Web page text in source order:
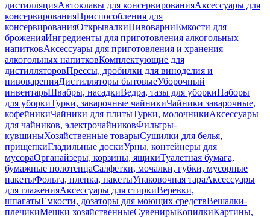
дистилляцияАвтоклавы для консервированияАксессуары для
консервированияПриспособления для
консервированияОткрывалкиПивоварниЕмкости для
броженияИнгредиенты для приготовления алкогольных
напитковАксессуары для приготовления и хранения
алкогольных напитковКомплектующие для
дистилляторовПрессы, дробилки для виноделия и
пивоваренияДистилляторы бытовыеУборочный
инвентарьШвабры, насадкиВедра, тазы для уборкиНаборы
для уборкиТурки, заварочные чайникиЧайники заварочные,
кофейникиЧайники для плитыТурки, молочникиАксессуары
для чайников, электрочайниковФильтры-
кувшиныХозяйственные товарыСушилки для белья,
прищепкиГладильные доскиУрны, контейнеры для
мусораОрганайзеры, корзины, ящикиТуалетная бумага,
бумажные полотенцаСалфетки, мочалки, губки, мусорные
пакетыФольга, пленка, пакетыУпаковочная тараАксессуары
для глаженияАксессуары для стиркиВеревки,
шпагатыЕмкости, дозаторы для моющих средствВешалки-
плечикиМешки хозяйственныеСувенирыКопилкиКартины,